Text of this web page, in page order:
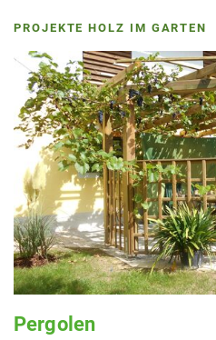
PROJEKTE HOLZ IM GARTEN
Pergolen